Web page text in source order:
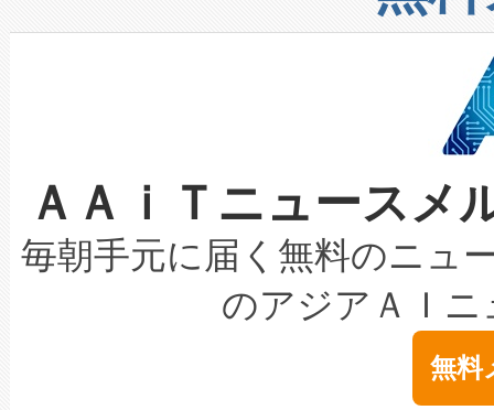
設備整備および立ち上げ調整
加組織は、Enzeneのバイオ
選定された製品について、自
取得できる可能性もあります
設には、3億～4億ドルかか
最高経営責任者（CEO）であ
す。「当社のfully-connected
ームを利用すれば、6,000万
きます。この効率性は、フェ
る電力網に大きな負担をかけ
事業者の負担軽減という課題
系統連系を迅速にし、ピーク
限を超えて利用可能な電力容
持できるよう貢献します。こ
ービスレベル契約（SLA）違
テリー性能の劣化によるダウ
念は、現在データセンターが
ます。 Voltaiq provides a
したAvia 2は、1,000メート
狭視野のFOVを切り替えるこ
ケーブル、枝などの細かな対
なレーザースポットにより、
な環境下でも豊かなディテー
キロメートル範囲を検出
LiDAR for Inspections,
は1535 nmレーザーを搭載。
イズの小径化を実現すること
ＡＡｉＴニュース
毎朝手元に届く無料のニュ
のアジアＡＩ
無料